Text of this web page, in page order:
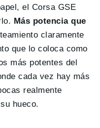
el Corsa GSE
Más potencia que
claramente
que lo coloca como
más potentes del
cada vez hay más
realmente
hueco.